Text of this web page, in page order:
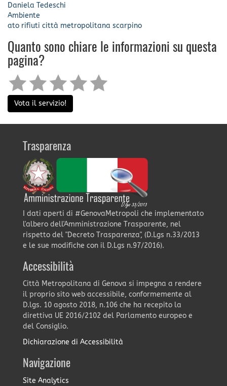
Daniela Tedeschi
Ambiente
ato rifiuti città metropolitana scarpino
Quanto sono chiare le informazioni su questa
pagina?
Vota il servizio!
Trasparenza
I dati aperti di #GenovaMetropoli che implementato
l'albero dell'Amministrazione Trasparente, nel
rispetto del "Decreto Trasparenza", (D.Lgs n.33/2013
e le sue modifiche con il D.Lgs n.97/2016).
Accessibilità
Città Metropolitana di Genova si impegna a rendere
il proprio sito web accessibile, conformemente al
D.lgs. 10 agosto 2018, n.106 che ha recepito la
direttiva UE 2016/2102 del Parlamento europeo e
del Consiglio.
Dichiarazione di Accessibilità
Navigazione
Site Analytics